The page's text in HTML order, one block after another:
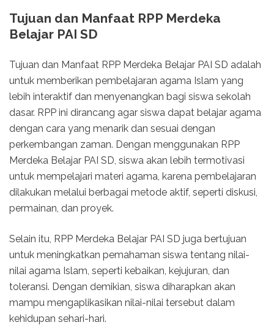
Tujuan dan Manfaat RPP Merdeka
Belajar PAI SD
Tujuan dan Manfaat RPP Merdeka Belajar PAI SD adalah
untuk memberikan pembelajaran agama Islam yang
lebih interaktif dan menyenangkan bagi siswa sekolah
dasar. RPP ini dirancang agar siswa dapat belajar agama
dengan cara yang menarik dan sesuai dengan
perkembangan zaman. Dengan menggunakan RPP
Merdeka Belajar PAI SD, siswa akan lebih termotivasi
untuk mempelajari materi agama, karena pembelajaran
dilakukan melalui berbagai metode aktif, seperti diskusi,
permainan, dan proyek.
Selain itu, RPP Merdeka Belajar PAI SD juga bertujuan
untuk meningkatkan pemahaman siswa tentang nilai-
nilai agama Islam, seperti kebaikan, kejujuran, dan
toleransi. Dengan demikian, siswa diharapkan akan
mampu mengaplikasikan nilai-nilai tersebut dalam
kehidupan sehari-hari.